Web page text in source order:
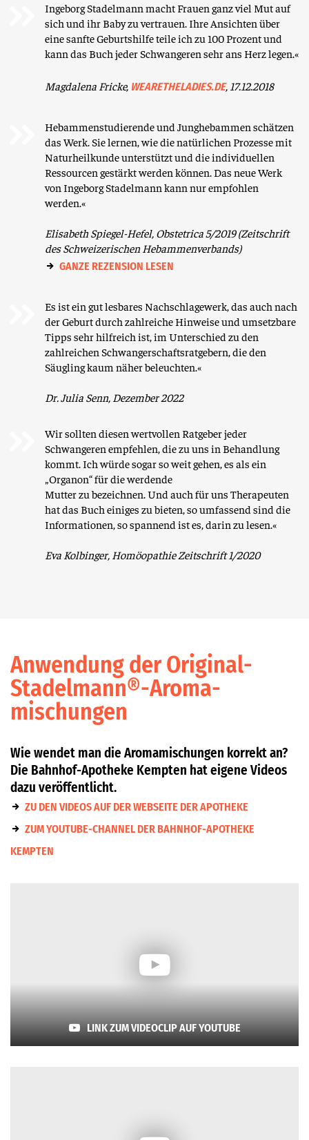
Ingeborg Stadelmann macht Frauen ganz viel Mut auf
sich und ihr Baby zu vertrauen. Ihre Ansichten über
eine sanfte Geburtshilfe teile ich zu 100 Prozent und
kann das Buch jeder Schwangeren sehr ans Herz legen.«
Magdalena Fricke, WEARETHELADIES.DE, 17.12.2018
Hebammenstudierende und Junghebammen schätzen
das Werk. Sie lernen, wie die natürlichen Prozesse mit
Naturheilkunde unterstützt und die individuellen
Ressourcen gestärkt werden können. Das neue Werk
von Ingeborg Stadelmann kann nur empfohlen
werden.«
Elisabeth Spiegel-Hefel, Obstetrica 5/2019 (Zeitschrift
des Schweizerischen Hebammenverbands)
GANZE REZENSION LESEN
Es ist ein gut lesbares Nachschlagewerk, das auch nach
der Geburt durch zahlreiche Hinweise und umsetzbare
Tipps sehr hilfreich ist, im Unterschied zu den
zahlreichen Schwangerschaftsratgebern, die den
Säugling kaum näher beleuchten.«
Dr. Julia Senn, Dezember 2022
Wir sollten diesen wertvollen Ratgeber jeder
Schwangeren empfehlen, die zu uns in Behandlung
kommt. Ich würde sogar so weit gehen, es als ein
„Organon“ für die werdende
Mutter zu bezeichnen. Und auch für uns Therapeuten
hat das Buch einiges zu bieten, so umfassend sind die
Informationen, so spannend ist es, darin zu lesen.«
Eva Kolbinger, Homöopathie Zeitschrift 1/2020
Anwendung der Original-
Stadelmann®-Aroma­
mischungen
Wie wendet man die Aromamischungen korrekt an?
Die Bahnhof-Apotheke Kempten hat eigene Videos
dazu veröffentlicht.
ZU DEN VIDEOS AUF DER WEBSEITE DER APOTHEKE
ZUM YOUTUBE-CHANNEL DER BAHNHOF-APOTHEKE
KEMPTEN
LINK ZUM VIDEOCLIP AUF YOUTUBE